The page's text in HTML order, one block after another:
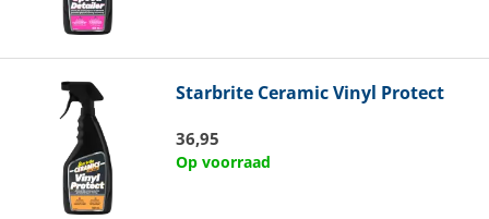
Starbrite Ceramic Vinyl Protect
36,95
Op voorraad